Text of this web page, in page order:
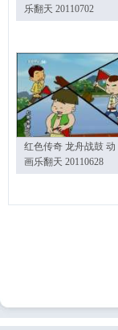
乐翻天 20110702
红色传奇 龙舟战鼓 动
画乐翻天 20110628